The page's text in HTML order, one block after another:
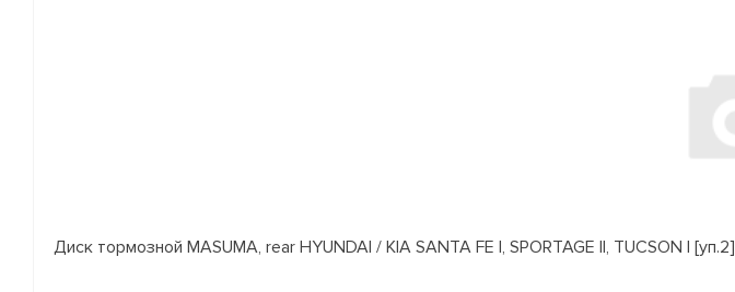
Диск тормозной MASUMA, rear HYUNDAI / KIA SANTA FE I, SPORTAGE II, TUCSON I [уп.2]